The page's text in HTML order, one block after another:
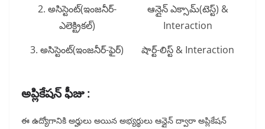
2. అసిస్టెంట్(ఇంజనీర్-
ఎలెక్ట్రికల్)
ఆన్లైన్ ఎక్సామ్(టెస్ట్) &
Interaction
3. అసిస్టెంట్(ఇంజనీర్-ఫైర్)
షార్ట్-లిస్ట్ & Interaction
అప్లికేషన్ ఫీజు :
ఈ ఉద్యోగానికి అర్హులు అయిన అభ్యర్థులు ఆన్లైన్ ద్వారా అప్లికేషన్